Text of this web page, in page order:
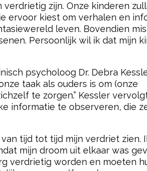
zijn. Onze kinderen
ervoor kiest om verhalen en
leven. Bovendien
Persoonlijk wil ik dat mijn
psycholoog Dr. Debra
taak als ouders is om (onze
te zorgen.” Kessler
informatie te observeren, die
tijd tot tijd mijn verdriet zien.
mijn droom uit elkaar was
verdrietig worden en moeten